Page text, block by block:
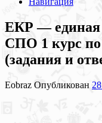
ЕКР — единая
СПО 1 курс по
(задания и
Eobraz Опубликован